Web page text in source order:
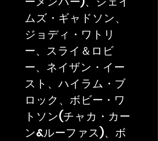
ムズ・ギャドソン、
ジョディ・ワトリ
ー、スライ＆ロビ
ー、ネイザン・イー
スト、ハイラム・ブ
ロック、ボビー・ワ
トソン(チャカ・カー
ン&ルーファス)、ボ